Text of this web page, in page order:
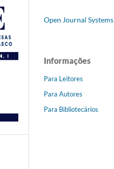
Open Journal Systems
Informações
Para Leitores
Para Autores
Para Bibliotecários